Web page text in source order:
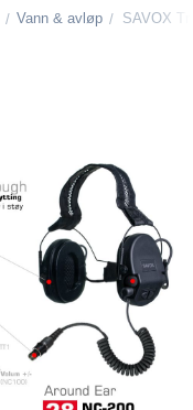
/ Vann & avløp / SAVOX